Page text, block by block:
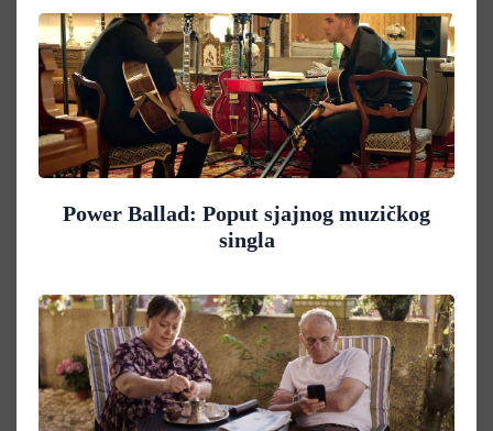
Power Ballad: Poput sjajnog muzičkog
singla